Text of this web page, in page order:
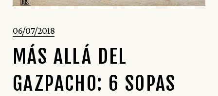
06/07/2018
MÁS ALLÁ DEL
GAZPACHO: 6 SOPAS